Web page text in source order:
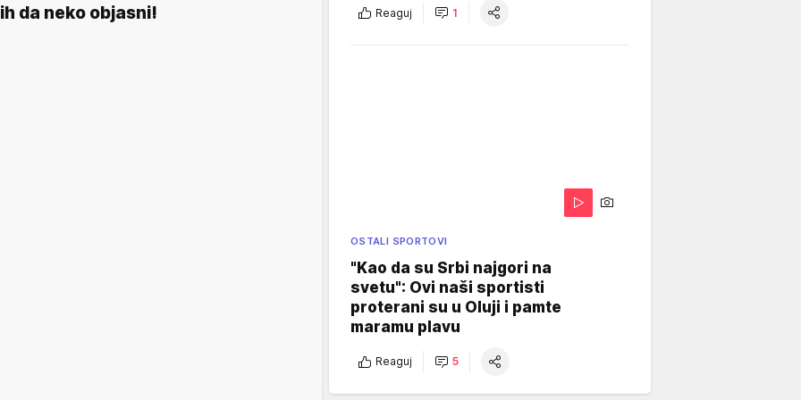
da neko objasni!
Reaguj 1
OSTALI SPORTOVI
"Kao da su Srbi najgori na
svetu": Ovi naši sportisti
proterani su u Oluji i pamte
maramu plavu
Reaguj 5